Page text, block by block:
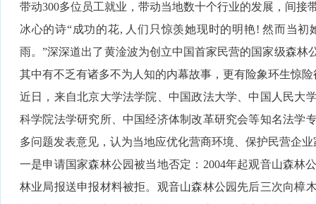
带动300多位员工就业，带动当地数十个行业的发展，间接
冰心的诗“成功的花, 人们只惊羡她现时的明艳! 然而当
雨。”深深道出了黄淦波为创立中国首家民营的国家级森林
其中有不乏有诸多不为人知的内幕故事，更有险象环生惊险
近日，来自北京大学法学院、中国政法大学、中国人民大
科学院法学研究所、中国经济体制改革研究会等知名法学
多问题发表意见，认为当地应优化营商环境、保护民营企业
一是申请国家森林公园被当地否定：2004年起观音山森林
林业局报送申报材料被拒。观音山森林公园先后三次向樟